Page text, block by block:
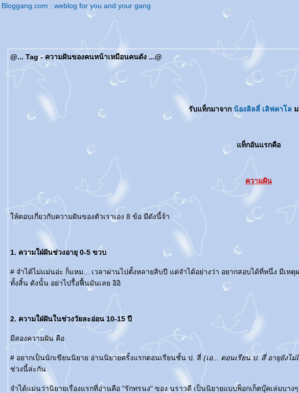
Bloggang.com : weblog for you and your gang
@... Tag - ความฝันของคนหน้าเหมือนคนดัง ...@
รับแท็กมาจาก น้องลิลลี่ เลิฟคาโล
ท็กอันแรกคือ
ความฝัน
ห้ตอบเกี่ยวกับความฝันของตัวเราเอง 8 ข้อ มีดังนี้จ้า
1. ความใฝ่ฝันช่วงอายุ 0-5 ขวบ
# จำได้ไม่แม่นอ่ะ ก็แหม... เวลาผ่านไปตั้งหลายสิบปี แต่จำได้อย่างว่า อยากสอบได้ที่หนึ่ง มีเหตุ
ทั้งสิ้น ดังนั้น อย่าไปรื้อฟื้นมันเลย อิอิ
2. ความใฝ่ฝันในช่วงวัยละอ่อน 10-15 ปี
มีสองความฝัน คือ
# อยากเป็นนักเขียนนิยาย อ่านนิยายครั้งแรกตอนเรียนชั้น ป. สี่ (เอ... ตอนเรียน ป. สี่ อายุยังไ
ช่วงนี้ล่ะกัน
จำได้แม่นว่านิยายเรื่องแรกที่อ่านคือ "รักทรนง" ของ นราวดี เป็นนิยายแบบพ็อกเก็ตบุ๊คเล่มบา